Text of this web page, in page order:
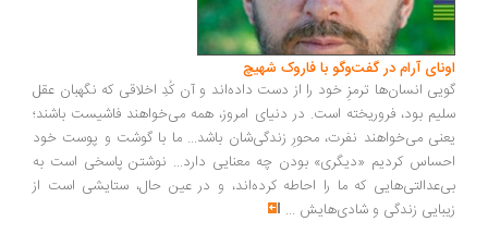
اونای آرام در گفت‌وگو با فاروک شهیچ‭
گویی انسان‌ها ترمزِ خود را از دست داده‌اند و آن کُدِ اخلاقی که نگهبان عقل
سلیم بود، فروریخته است. در دنیای امروز، همه می‌خواهند فاشیست باشند؛
یعنی می‌خواهند نفرت، محورِ زندگی‌شان باشد... ما با گوشت و پوست خود
احساس کردیم «دیگری» بودن چه معنایی دارد... نوشتن پاسخی است به
بی‌عدالتی‌هایی که ما را احاطه کرده‌اند، و در عین حال، ستایشی است از
زیبایی زندگی و شادی‌هایش ...